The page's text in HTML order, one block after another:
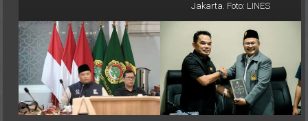
Jakarta. Foto: LINES